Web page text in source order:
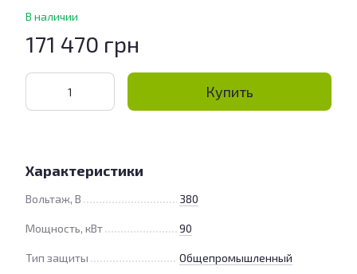
В наличии
171 470 грн
Купить
Характеристики
Вольтаж, В 380
Мощность, кВт 90
Тип защиты Общепромышленный